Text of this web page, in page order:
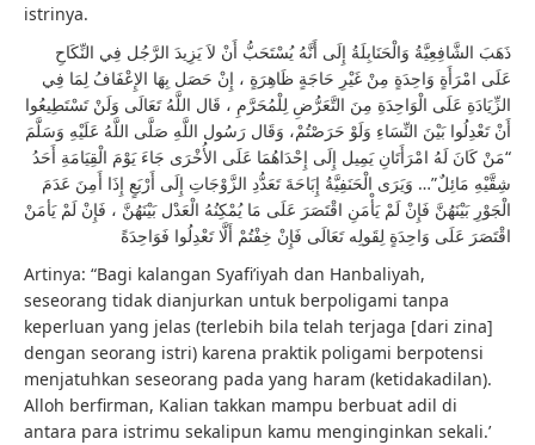
istrinya.
ذَهَبَ الشَّافِعِيَّةُ وَالْحَنَابِلَةُ إِلَى أَنَّهُ يُسْتَحَبُّ أَنْ لاَ يَزِيدَ الرَّجُل فِي النِّكَاحِ
عَلَى امْرَأَةٍ وَاحِدَةٍ مِنْ غَيْرِ حَاجَةٍ ظَاهِرَةٍ ، إِنْ حَصَل بِهَا الإِعْفَافُ لِمَا فِي
الزِّيَادَةِ عَلَى الْوَاحِدَةِ مِنَ التَّعَرُّضِ لِلْمُحَرَّمِ ، قَال اللَّهُ تَعَالَى وَلَنْ تَسْتَطِيعُوا
أَنْ تَعْدِلُوا بَيْنَ النِّسَاءِ وَلَوْ حَرَصْتُمْ، وَقَال رَسُول اللَّهِ صَلَّى اللَّهُ عَلَيْهِ وَسَلَّمَ
“مَنْ كَانَ لَهُ امْرَأَتَانِ يَمِيل إِلَى إِحْدَاهُمَا عَلَى الأُخْرَى جَاءَ يَوْمَ الْقِيَامَةِ أَحَدُ
شِقَّيْهِ مَائِلٌ”… وَيَرَى الْحَنَفِيَّةُ إِبَاحَةَ تَعَدُّدِ الزَّوْجَاتِ إِلَى أَرْبَعٍ إِذَا أَمِنَ عَدَمَ
الْجَوْرِ بَيْنَهُنَّ فَإِنْ لَمْ يَأْمَنِ اقْتَصَرَ عَلَى مَا يُمْكِنُهُ الْعَدْل بَيْنَهُنَّ ، فَإِنْ لَمْ يَأمَنْ
اقْتَصَرَ عَلَى وَاحِدَةٍ لِقَولِه تَعَالَى فَإِنْ خِفْتُمْ أَلَّا تَعْدِلُوا فَوَاحِدَةً
Artinya: “Bagi kalangan Syafi’iyah dan Hanbaliyah,
seseorang tidak dianjurkan untuk berpoligami tanpa
keperluan yang jelas (terlebih bila telah terjaga [dari zina]
dengan seorang istri) karena praktik poligami berpotensi
menjatuhkan seseorang pada yang haram (ketidakadilan).
Alloh berfirman, Kalian takkan mampu berbuat adil di
antara para istrimu sekalipun kamu menginginkan sekali.’